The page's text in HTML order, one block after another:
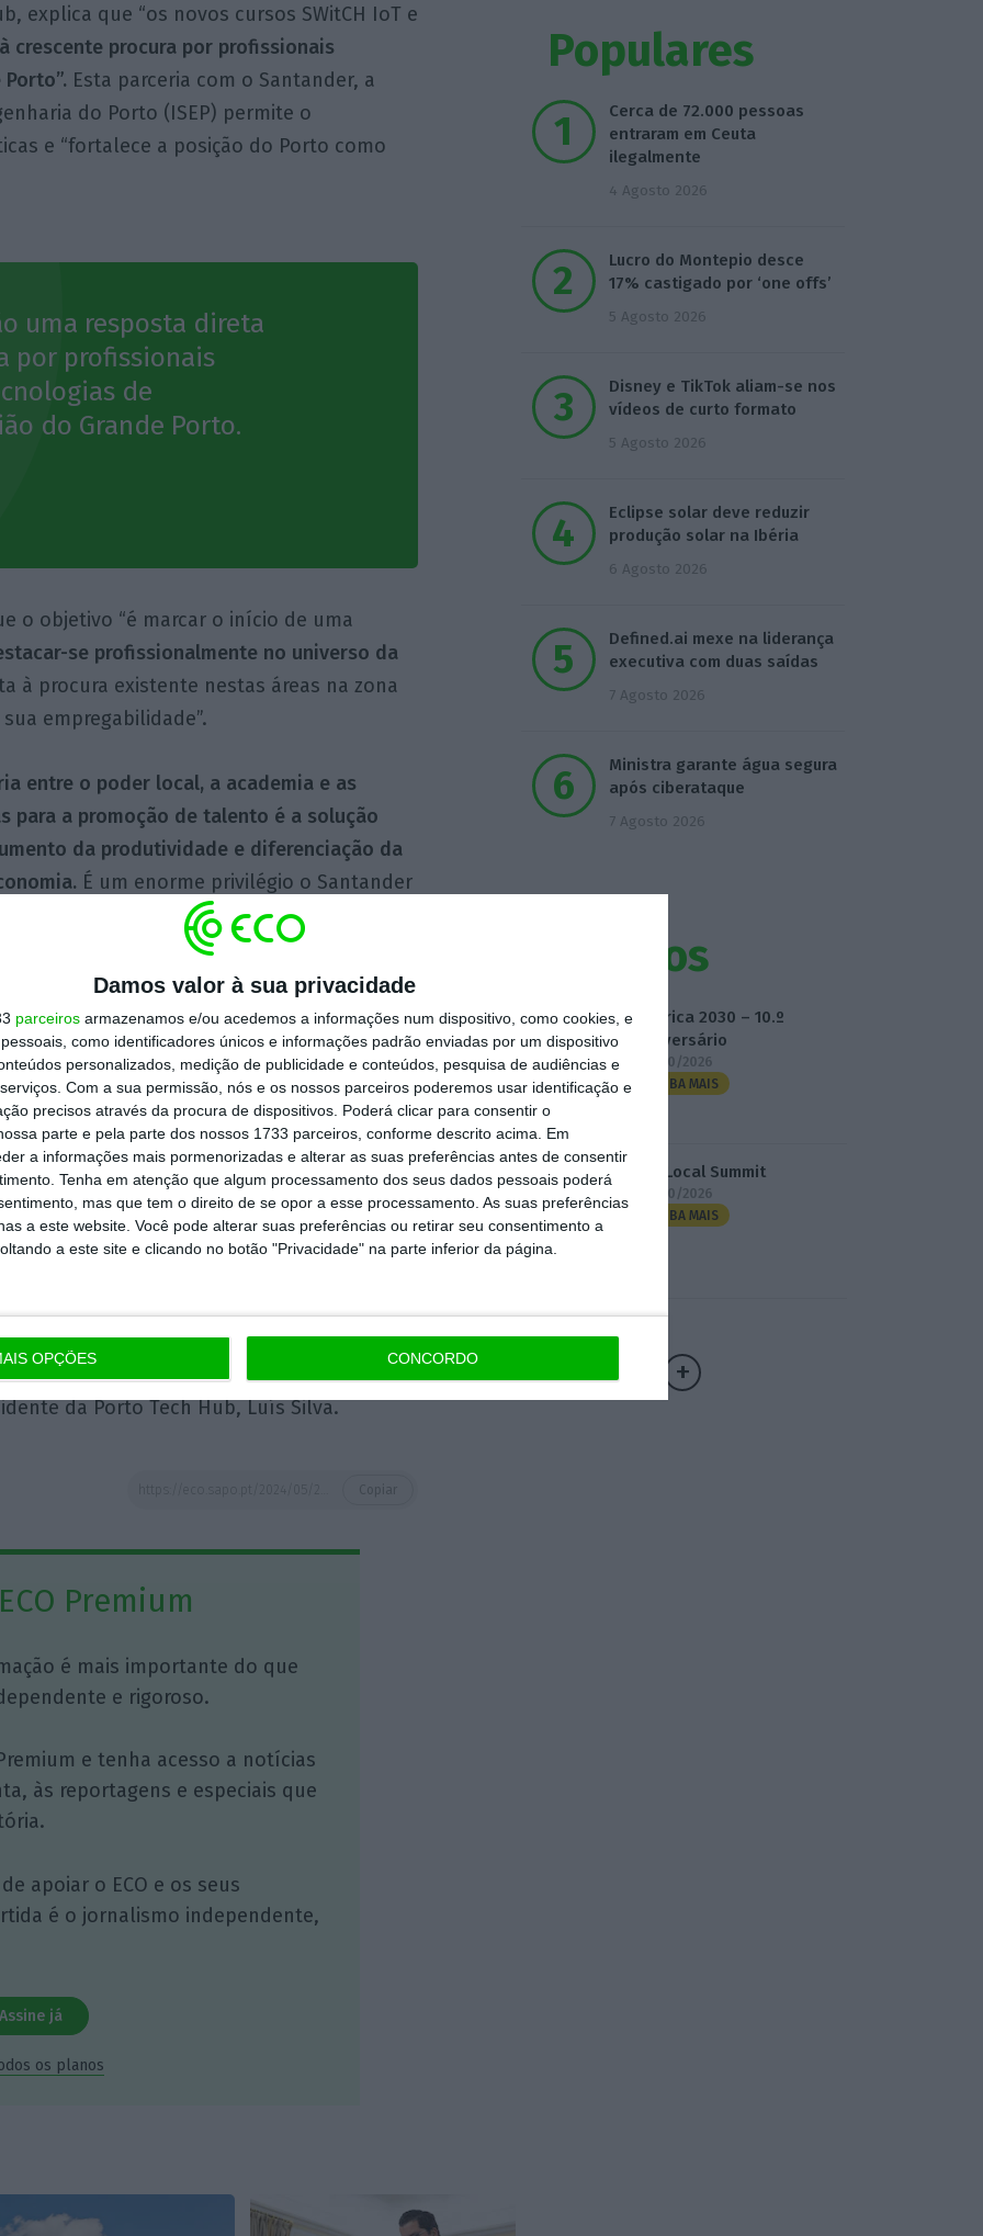
Damos valor à sua privacidade
parceiros armazenamos e/ou acedemos a informações num dispositivo, como cookies, e
como identificadores únicos e informações padrão enviadas por um dispositivo
personalizados, medição de publicidade e conteúdos, pesquisa de audiências e
Com a sua permissão, nós e os nossos parceiros poderemos usar identificação e
precisos através da procura de dispositivos. Poderá clicar para consentir o
parte e pela parte dos nossos 1733 parceiros, conforme descrito acima. Em
a informações mais pormenorizadas e alterar as suas preferências antes de consentir
Tenha em atenção que algum processamento dos seus dados pessoais poderá
mas que tem o direito de se opor a esse processamento. As suas preferências
a este website. Você pode alterar suas preferências ou retirar seu consentimento a
a este site e clicando no botão "Privacidade" na parte inferior da página.
OPÇÕES CONCORDO
explica que “os novos cursos SWitCH IoT e
crescente procura por profissionais
Esta parceria com o Santander, a
do Porto (ISEP) permite o
e “fortalece a posição do Porto como
uma resposta direta
por profissionais
de
do Grande Porto.
o objetivo “é marcar o início de uma
se profissionalmente no universo da
à procura existente nestas áreas na zona
empregabilidade”.
entre o poder local, a academia e as
para a promoção de talento é a solução
da produtividade e diferenciação da
É um enorme privilégio o Santander
e aumentar o impacto da Porto Tech Hub”,
Rocha de Gouveia, diretora do Santander
Tech Hub, em parceria com o ISEP, e
O Santander comparticipa em 50% da
de 2 mil euros.As candidaturas para as
através dositedo Santander.
vão receber 60 alunos no ano letivo
2026, de acordo com as previsões dos
a presença do administrador executivo do
do vereador da Câmara Municipal do
da Porto Tech Hub, Luís Silva.
Premium
é mais importante do que
e rigoroso.
e tenha acesso a notícias
às reportagens e especiais que
apoiar o ECO e os seus
é o jornalismo independente,
Assine já
os planos
Populares
Cerca de 72.000 pessoas
entraram em Ceuta
ilegalmente
4 Agosto 2026
Lucro do Montepio desce
17% castigado por ‘one offs’
5 Agosto 2026
Disney e TikTok aliam-se nos
vídeos de curto formato
5 Agosto 2026
Eclipse solar deve reduzir
produção solar na Ibéria
6 Agosto 2026
Defined.ai mexe na liderança
executiva com duas saídas
7 Agosto 2026
Ministra garante água segura
após ciberataque
7 Agosto 2026
Eventos
Fábrica 2030 – 10.º
Aniversário
14/10/2026
SAIBA MAIS
3.º Local Summit
07/10/2026
SAIBA MAIS